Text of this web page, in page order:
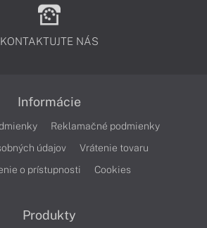
KONTAKTUJTE NÁS
Informácie
Reklamačné podmienky
údajov
Vrátenie tovaru
o prístupnosti
Cookies
Produkty